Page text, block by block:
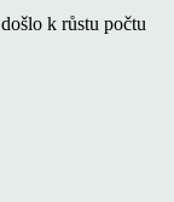
k růstu počtu